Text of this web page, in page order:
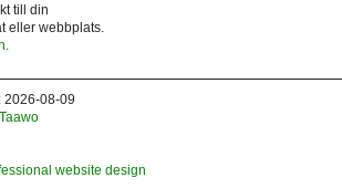
till din
eller webbplats.
2026-08-09
website design